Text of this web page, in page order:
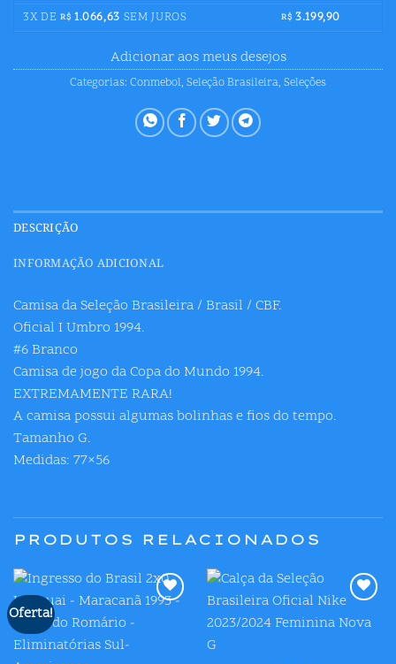
3X DE R$ 1.066,63 SEM JUROS R$ 3.199,90
Adicionar aos meus desejos
Categorias: Conmebol, Seleção Brasileira, Seleções
DESCRIÇÃO
INFORMAÇÃO ADICIONAL
Camisa da Seleção Brasileira / Brasil / CBF.
Oficial I Umbro 1994.
#6 Branco
Camisa de jogo da Copa do Mundo 1994.
EXTREMAMENTE RARA!
A camisa possui algumas bolinhas e fios do tempo.
Tamanho G.
Medidas: 77×56
PRODUTOS RELACIONADOS
Oferta!
aos meus